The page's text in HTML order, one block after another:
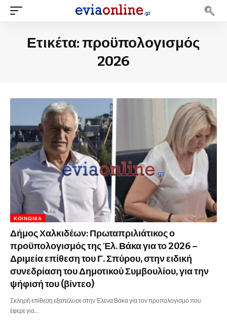
Ετικέτα:προϋπολογισμός
2026
ΚΟΙΝΩΝΊΑ
Δήμος Χαλκιδέων: Πρωταπριλιάτικος ο
προϋπολογισμός της Έλ. Βάκα για το 2026 –
Δριμεία επίθεση του Γ. Σπύρου, στην ειδική
συνεδρίαση του Δημοτικού Συμβουλίου, για την
ψήφισή του (βίντεο)
Σκληρή επίθεση εξαπέλυσε στην Έλενα Βάκα για τον πρυπολογισμό που
έφερε για…